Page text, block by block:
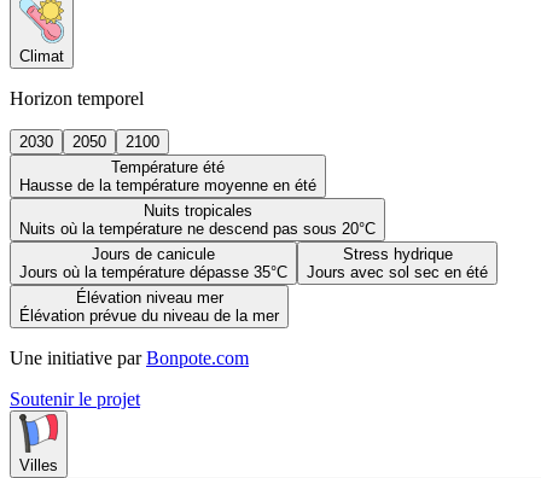
Climat
Horizon temporel
2030 2050
2100
Température été
Hausse de la température moyenne en été
Nuits tropicales
Nuits où la température ne descend pas sous 20°C
Jours de canicule
Jours où la température dépasse 35°C
Stress hydrique
Jours avec sol sec en été
Élévation niveau mer
Élévation prévue du niveau de la mer
Une initiative par Bonpote.com
Soutenir le projet
Villes